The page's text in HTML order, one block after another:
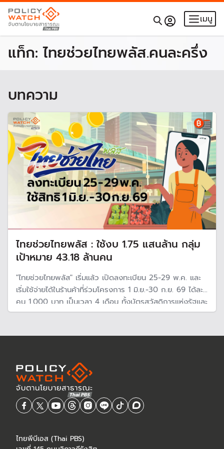
เมนู
แท็ก:ไทยช่วยไทยพลัส.คนละครึ่ง
บทความ
ไทยช่วยไทยพลัส : ใช้งบ 1.75 แสนล้าน กลุ่ม
เป้าหมาย 43.18 ล้านคน
"ไทยช่วยไทยพลัส" เริ่มแล้ว เปิดลงทะเบียน 25-29 พ.ค. และ
เริ่มใช้จ่ายได้ในร้านค้าที่ร่วมโครงการ 1 มิ.ย.-30 ก.ย. 69 ได้ละ
คน 1,000 บาท เป็นเวลา 4 เดือน ทั้งบัตรสวัสดิการแห่งรัฐและ
ประชาชนทั่วไปที่มีสิทธิ เงื่อนไขต้องใช้ให้หมดในแต่ละเดือน
ไทยพีบีเอส (Thai PBS)